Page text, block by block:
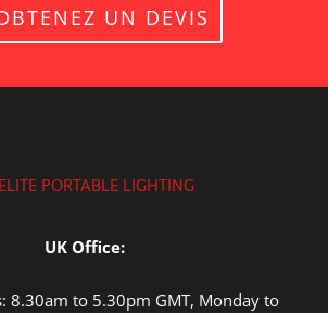
UN DEVIS
PORTABLE LIGHTING
UK Office:
8.30am to 5.30pm GMT, Monday to